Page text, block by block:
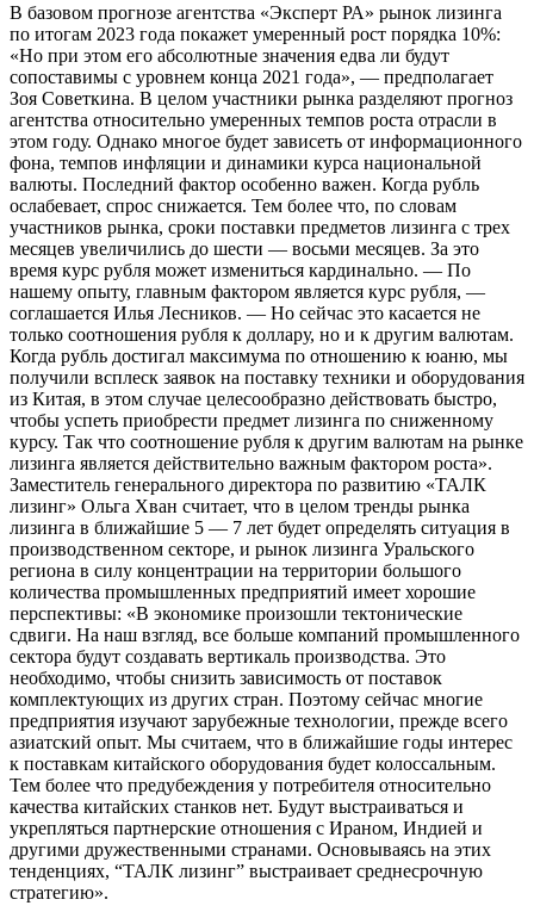
В базовом прогнозе агентства «Эксперт РА» рынок лизинга
по итогам 2023 года покажет умеренный рост порядка 10%:
«Но при этом его абсолютные значения едва ли будут
сопоставимы с уровнем конца 2021 года», — предполагает
Зоя Советкина. В целом участники рынка разделяют прогноз
агентства относительно умеренных темпов роста отрасли в
этом году. Однако многое будет зависеть от информационного
фона, темпов инфляции и динамики курса национальной
валюты. Последний фактор особенно важен. Когда рубль
ослабевает, спрос снижается. Тем более что, по словам
участников рынка, сроки поставки предметов лизинга с трех
месяцев увеличились до шести — восьми месяцев. За это
время курс рубля может измениться кардинально. — По
нашему опыту, главным фактором является курс рубля, —
соглашается Илья Лесников. — Но сейчас это касается не
только соотношения рубля к доллару, но и к другим валютам.
Когда рубль достигал максимума по отношению к юаню, мы
получили всплеск заявок на поставку техники и оборудования
из Китая, в этом случае целесообразно действовать быстро,
чтобы успеть приобрести предмет лизинга по сниженному
курсу. Так что соотношение рубля к другим валютам на рынке
лизинга является действительно важным фактором роста».
Заместитель генерального директора по развитию «ТАЛК
лизинг» Ольга Хван считает, что в целом тренды рынка
лизинга в ближайшие 5 — 7 лет будет определять ситуация в
производственном секторе, и рынок лизинга Уральского
региона в силу концентрации на территории большого
количества промышленных предприятий имеет хорошие
перспективы: «В экономике произошли тектонические
сдвиги. На наш взгляд, все больше компаний промышленного
сектора будут создавать вертикаль производства. Это
необходимо, чтобы снизить зависимость от поставок
комплектующих из других стран. Поэтому сейчас многие
предприятия изучают зарубежные технологии, прежде всего
азиатский опыт. Мы считаем, что в ближайшие годы интерес
к поставкам китайского оборудования будет колоссальным.
Тем более что предубеждения у потребителя относительно
качества китайских станков нет. Будут выстраиваться и
укрепляться партнерские отношения с Ираном, Индией и
другими дружественными странами. Основываясь на этих
тенденциях, “ТАЛК лизинг” выстраивает среднесрочную
стратегию».